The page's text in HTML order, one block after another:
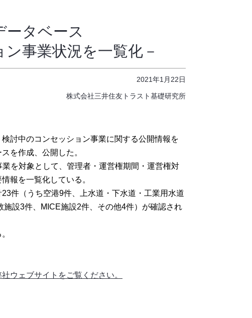
タベース
事業状況を一覧化－
2021年1月22日
株式会社三井住友トラスト基礎研究所
討中のコンセッション事業に関する公開情報を
を作成、公開した。
を対象として、管理者・運営権期間・運営権対
報を一覧化している。
件（うち空港9件、上水道・下水道・工業用水道
設3件、MICE施設2件、その他4件）が確認され
ウェブサイトをご覧ください。